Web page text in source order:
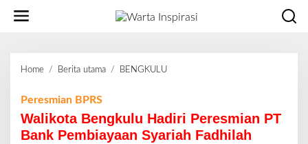
Home / Berita utama / BENGKULU
k
o
Peresmian BPRS
Walikota Bengkulu Hadiri Peresmian PT
Bank Pembiayaan Syariah Fadhilah